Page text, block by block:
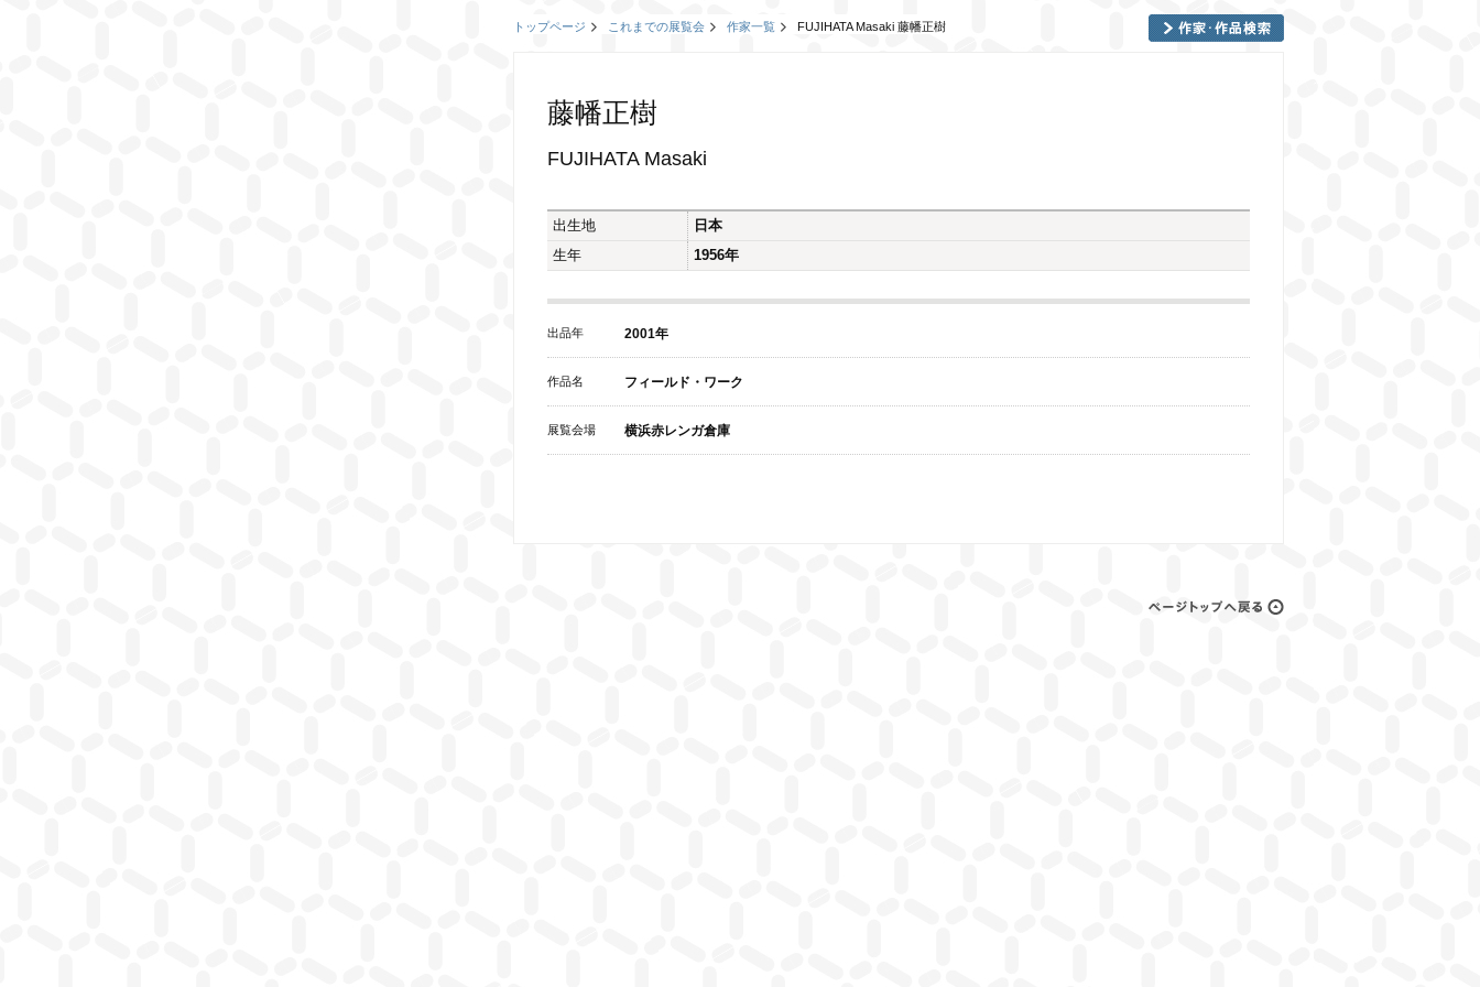
トップページ これまでの展覧会 作家一覧 FUJIHATA Masaki 藤幡正樹
藤幡正樹
FUJIHATA Masaki
出生地
日本
生年
1956年
出品年 2001年
作品名 フィールド・ワーク
展覧会場 横浜赤レンガ倉庫